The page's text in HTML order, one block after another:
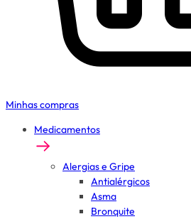
Minhas compras
Medicamentos
Alergias e Gripe
Antialérgicos
Asma
Bronquite